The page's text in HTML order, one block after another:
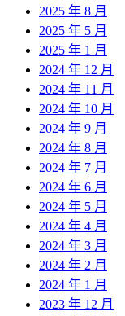
2025 年 8 月
2025 年 5 月
2025 年 1 月
2024 年 12 月
2024 年 11 月
2024 年 10 月
2024 年 9 月
2024 年 8 月
2024 年 7 月
2024 年 6 月
2024 年 5 月
2024 年 4 月
2024 年 3 月
2024 年 2 月
2024 年 1 月
2023 年 12 月